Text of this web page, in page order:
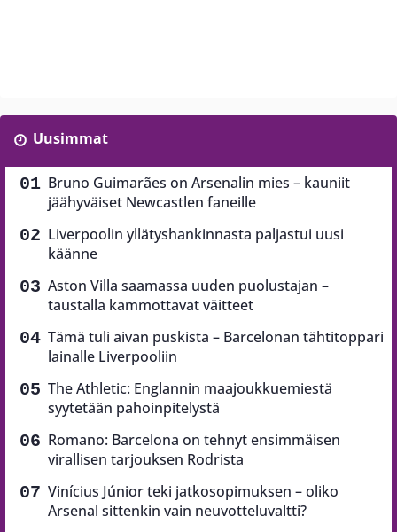
Uusimmat
Bruno Guimarães on Arsenalin mies – kauniit
jäähyväiset Newcastlen faneille
Liverpoolin yllätyshankinnasta paljastui uusi
käänne
Aston Villa saamassa uuden puolustajan –
taustalla kammottavat väitteet
Tämä tuli aivan puskista – Barcelonan tähtitoppari
lainalle Liverpooliin
The Athletic: Englannin maajoukkuemiestä
syytetään pahoinpitelystä
Romano: Barcelona on tehnyt ensimmäisen
virallisen tarjouksen Rodrista
Vinícius Júnior teki jatkosopimuksen – oliko
Arsenal sittenkin vain neuvotteluvaltti?